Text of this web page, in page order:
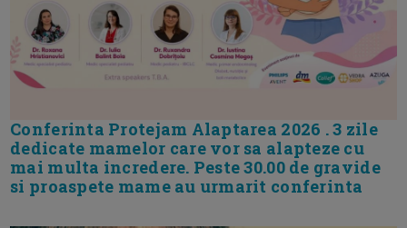
Conferinta Protejam Alaptarea 2026 . 3 zile
dedicate mamelor care vor sa alapteze cu
mai multa incredere. Peste 30.00 de gravide
si proaspete mame au urmarit conferinta